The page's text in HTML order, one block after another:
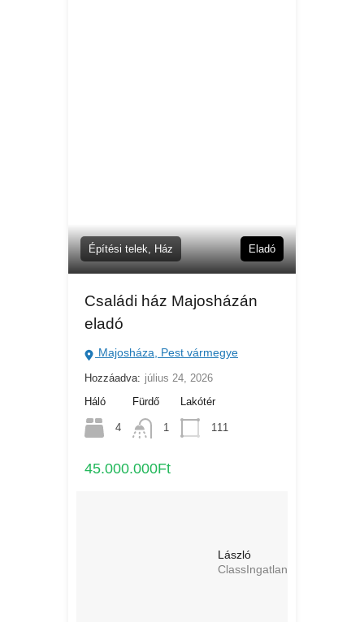
Építési telek, Ház Eladó
Családi ház Majosházán
eladó
Majosháza, Pest vármegye
Hozzáadva: július 24, 2026
Háló
4
Fürdő
1
Lakótér
111
45.000.000Ft
László
ClassIngatlan